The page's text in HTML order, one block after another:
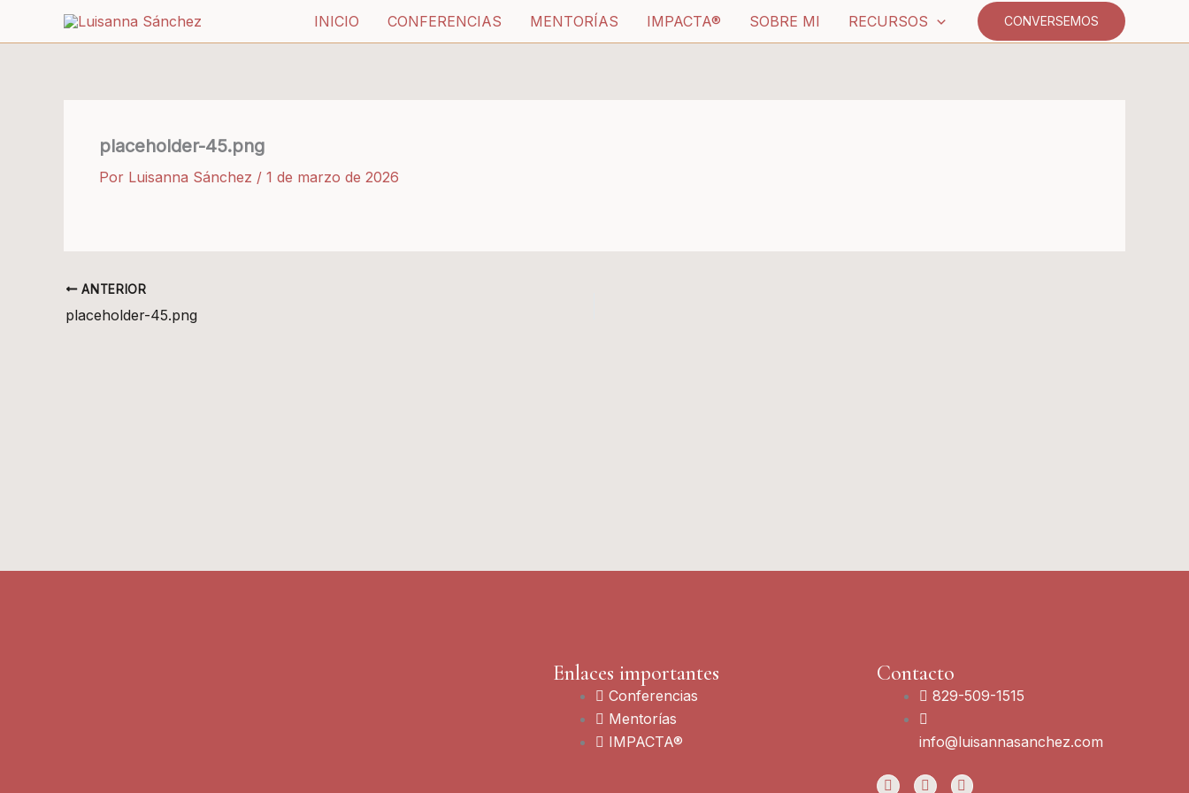
INICIO CONFERENCIAS MENTORÍAS IMPACTA® SOBRE MI RECURSOS CONVERSEMOS
placeholder-45.png
Por Luisanna Sánchez / 1 de marzo de 2026
ANTERIOR
placeholder-45.png
Enlaces importantes
Conferencias
Mentorías
IMPACTA®
Contacto
829-509-1515
info@luisannasanchez.com
L
I
Y